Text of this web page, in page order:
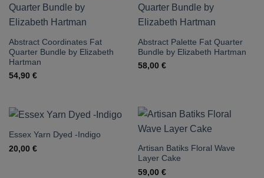
Abstract Coordinates Fat
Quarter Bundle by Elizabeth
Hartman
54,90 €
Abstract Palette Fat Quarter
Bundle by Elizabeth Hartman
58,00 €
Essex Yarn Dyed -Indigo
20,00 €
Artisan Batiks Floral Wave
Layer Cake
59,00 €